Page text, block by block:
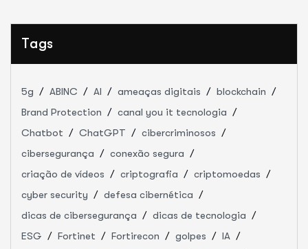
Tags
5g ABINC AI ameaças digitais
blockchain
Brand Protection
canal you it tecnologia
Chatbot
ChatGPT
cibercriminosos
cibersegurança
conexão segura
criação de vídeos
criptografia
criptomoedas
cyber security
defesa cibernética
dicas de cibersegurança
dicas de tecnologia
ESG
Fortinet Fortirecon golpes
IA